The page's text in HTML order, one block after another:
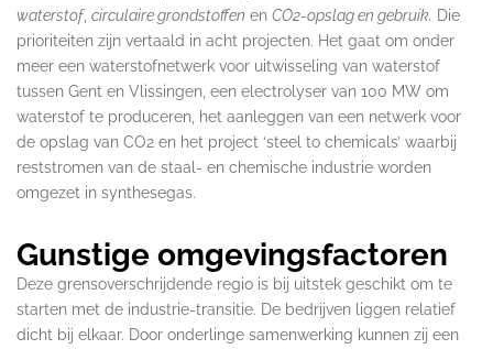
waterstof, circulaire grondstoffen en CO2-opslag en gebruik. Die
prioriteiten zijn vertaald in acht projecten. Het gaat om onder
meer een waterstofnetwerk voor uitwisseling van waterstof
tussen Gent en Vlissingen, een electrolyser van 100 MW om
waterstof te produceren, het aanleggen van een netwerk voor
de opslag van CO2 en het project ‘steel to chemicals’ waarbij
reststromen van de staal- en chemische industrie worden
omgezet in synthesegas.
Gunstige omgevingsfactoren
Deze grensoverschrijdende regio is bij uitstek geschikt om te
starten met de industrie-transitie. De bedrijven liggen relatief
dicht bij elkaar. Door onderlinge samenwerking kunnen zij een